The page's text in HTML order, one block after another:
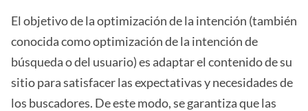
El objetivo de la optimización de la intención (también
conocida como optimización de la intención de
búsqueda o del usuario) es adaptar el contenido de su
sitio para satisfacer las expectativas y necesidades de
los buscadores. De este modo, se garantiza que las